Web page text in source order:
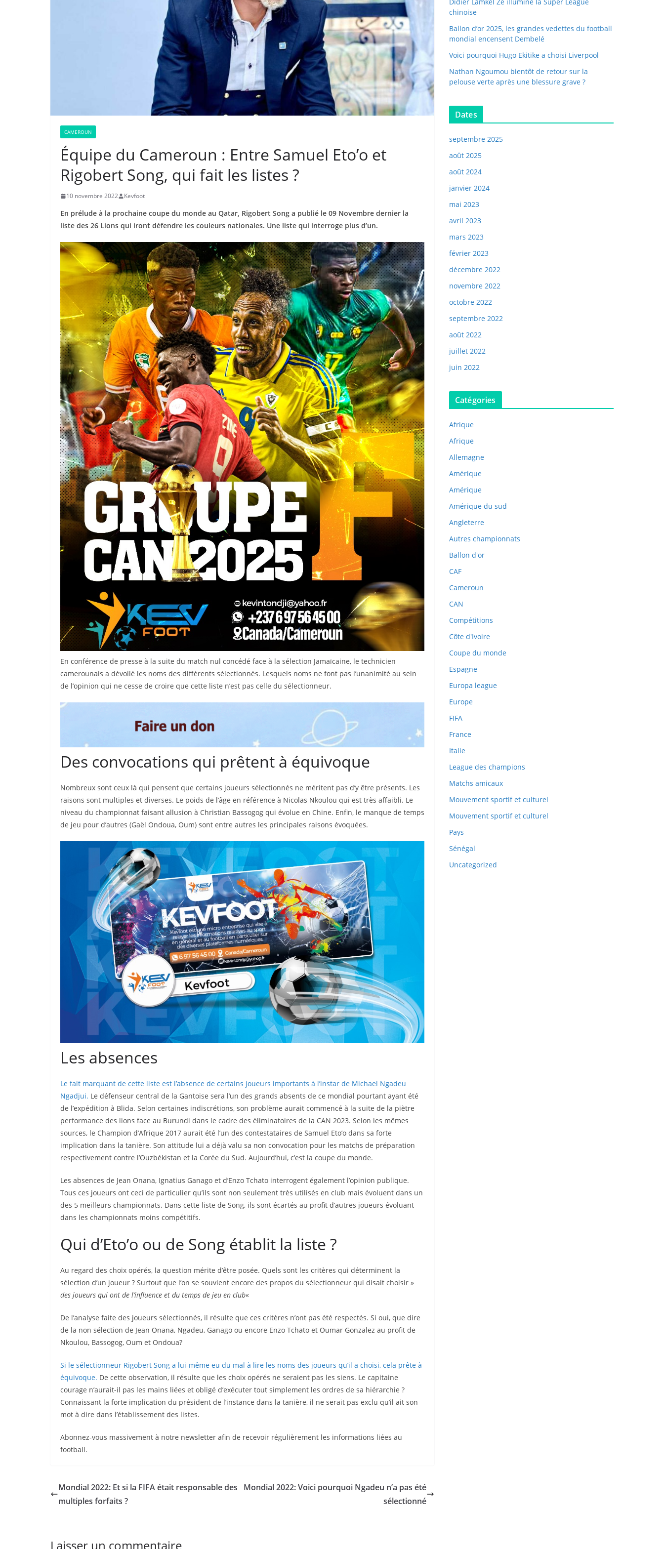
CAMEROUN
Équipe du Cameroun : Entre Samuel Eto’o et
Rigobert Song, qui fait les listes ?
10 novembre 2022 Kevfoot
En prélude à la prochaine coupe du monde au Qatar, Rigobert Song a publié le 09 Novembre dernier la
liste des 26 Lions qui iront défendre les couleurs nationales. Une liste qui interroge plus d’un.
En conférence de presse à la suite du match nul concédé face à la sélection Jamaïcaine, le technicien
camerounais a dévoilé les noms des différents sélectionnés. Lesquels noms ne font pas l’unanimité au sein
de l’opinion qui ne cesse de croire que cette liste n’est pas celle du sélectionneur.
Des convocations qui prêtent à équivoque
Nombreux sont ceux là qui pensent que certains joueurs sélectionnés ne méritent pas d’y être présents. Les
raisons sont multiples et diverses. Le poids de l’âge en référence à Nicolas Nkoulou qui est très affaibli. Le
niveau du championnat faisant allusion à Christian Bassogog qui évolue en Chine. Enfin, le manque de temps
de jeu pour d’autres (Gaël Ondoua, Oum) sont entre autres les principales raisons évoquées.
Les absences
Le fait marquant de cette liste est l’absence de certains joueurs importants à l’instar de Michael Ngadeu
Ngadjui. Le défenseur central de la Gantoise sera l’un des grands absents de ce mondial pourtant ayant été
de l’expédition à Blida. Selon certaines indiscrétions, son problème aurait commencé à la suite de la piètre
performance des lions face au Burundi dans le cadre des éliminatoires de la CAN 2023. Selon les mêmes
sources, le Champion d’Afrique 2017 aurait été l’un des contestataires de Samuel Eto’o dans sa forte
implication dans la tanière. Son attitude lui a déjà valu sa non convocation pour les matchs de préparation
respectivement contre l’Ouzbékistan et la Corée du Sud. Aujourd’hui, c’est la coupe du monde.
Les absences de Jean Onana, Ignatius Ganago et d’Enzo Tchato interrogent également l’opinion publique.
Tous ces joueurs ont ceci de particulier qu’ils sont non seulement très utilisés en club mais évoluent dans un
des 5 meilleurs championnats. Dans cette liste de Song, ils sont écartés au profit d’autres joueurs évoluant
dans les championnats moins compétitifs.
Qui d’Eto’o ou de Song établit la liste ?
Au regard des choix opérés, la question mérite d’être posée. Quels sont les critères qui déterminent la
sélection d’un joueur ? Surtout que l’on se souvient encore des propos du sélectionneur qui disait choisir »
des joueurs qui ont de l’influence et du temps de jeu en club«
De l’analyse faite des joueurs sélectionnés, il résulte que ces critères n’ont pas été respectés. Si oui, que dire
de la non sélection de Jean Onana, Ngadeu, Ganago ou encore Enzo Tchato et Oumar Gonzalez au profit de
Nkoulou, Bassogog, Oum et Ondoua?
Si le sélectionneur Rigobert Song a lui-même eu du mal à lire les noms des joueurs qu’il a choisi, cela prête à
équivoque. De cette observation, il résulte que les choix opérés ne seraient pas les siens. Le capitaine
courage n’aurait-il pas les mains liées et obligé d’exécuter tout simplement les ordres de sa hiérarchie ?
Connaissant la forte implication du président de l’instance dans la tanière, il ne serait pas exclu qu’il ait son
mot à dire dans l’établissement des listes.
Abonnez-vous massivement à notre newsletter afin de recevoir régulièrement les informations liées au
football.
Mondial 2022: Et si la FIFA était responsable des
multiples forfaits ?
Mondial 2022: Voici pourquoi Ngadeu n’a pas été
sélectionné
Laisser un commentaire
chinoise
Ballon d’or 2025, les grandes vedettes du football
mondial encensent Dembelé
Voici pourquoi Hugo Ekitike a choisi Liverpool
Nathan Ngoumou bientôt de retour sur la
pelouse verte après une blessure grave ?
Dates
septembre 2025
août 2025
août 2024
janvier 2024
mai 2023
avril 2023
mars 2023
février 2023
décembre 2022
novembre 2022
octobre 2022
septembre 2022
août 2022
juillet 2022
juin 2022
Catégories
Afrique
Afrique
Allemagne
Amérique
Amérique
Amérique du sud
Angleterre
Autres championnats
Ballon d'or
CAF
Cameroun
CAN
Compétitions
Côte d'Ivoire
Coupe du monde
Espagne
Europa league
Europe
FIFA
France
Italie
League des champions
Matchs amicaux
Mouvement sportif et culturel
Mouvement sportif et culturel
Pays
Sénégal
Uncategorized
Close
NEWSLETT
ER !
Recevoir les infos
spéciales dans votre boite
e-mail
Championnats, équipes nationales,
classements, joueurs, transferts ect... Le tout
dans votre boite email
Email
Entrez votre adresse e-mail
RECEVOIR LES INFOS SPÉCIALES